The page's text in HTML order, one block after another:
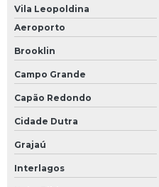
Módulo profibus
Monitor industrial
Monitor industrial touch screen
Programação de controlador de
Programação de placas eletrônicas
Vila Leopoldina
Aeroporto
Brooklin
Campo Grande
Capão Redondo
Cidade Dutra
Grajaú
Interlagos